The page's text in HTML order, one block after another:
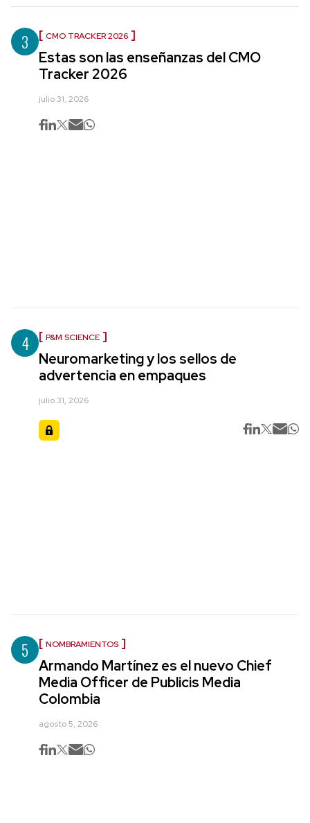
3 CMO TRACKER 2026
Estas son las enseñanzas del CMO
Tracker 2026
julio 31, 2026
4 P&M SCIENCE
Neuromarketing y los sellos de
advertencia en empaques
julio 31, 2026
5 NOMBRAMIENTOS
Armando Martínez es el nuevo Chief
Media Officer de Publicis Media
Colombia
agosto 5, 2026